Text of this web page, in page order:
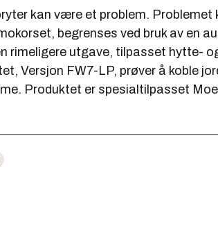
kan være et problem. Problemet
begrenses ved bruk av en
rimeligere utgave, tilpasset hytte-
Versjon FW7-LP, prøver å koble
Produktet er spesialtilpasset